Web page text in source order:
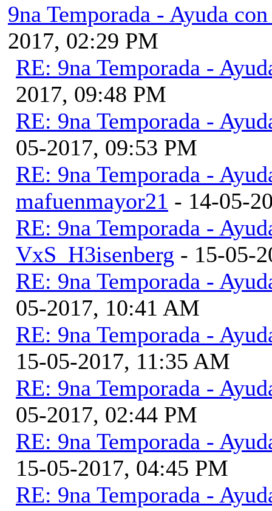
9na Temporada - Ayuda
2017, 02:29 PM
RE: 9na Temporada -
2017, 09:48 PM
RE: 9na Temporada -
05-2017, 09:53 PM
RE: 9na Temporada -
mafuenmayor21 - 14-05-
RE: 9na Temporada -
VxS_H3isenberg - 15-05-
RE: 9na Temporada -
05-2017, 10:41 AM
RE: 9na Temporada -
15-05-2017, 11:35 AM
RE: 9na Temporada -
05-2017, 02:44 PM
RE: 9na Temporada -
15-05-2017, 04:45 PM
RE: 9na Temporada -